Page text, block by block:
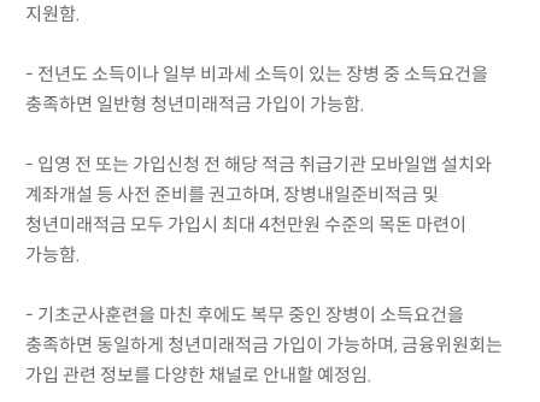
지원함.
- 전년도 소득이나 일부 비과세 소득이 있는 장병 중 소득요건을
충족하면 일반형 청년미래적금 가입이 가능함.
- 입영 전 또는 가입신청 전 해당 적금 취급기관 모바일앱 설치와
계좌개설 등 사전 준비를 권고하며, 장병내일준비적금 및
청년미래적금 모두 가입시 최대 4천만원 수준의 목돈 마련이
가능함.
- 기초군사훈련을 마친 후에도 복무 중인 장병이 소득요건을
충족하면 동일하게 청년미래적금 가입이 가능하며, 금융위원회는
가입 관련 정보를 다양한 채널로 안내할 예정임.